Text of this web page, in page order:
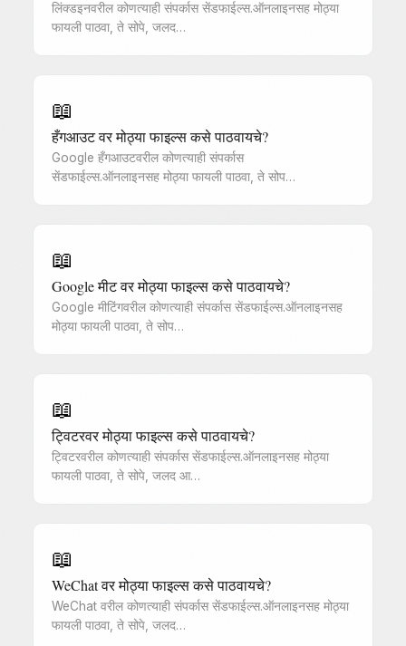
लिंक्डइनवरील कोणत्याही संपर्कास सेंडफाईल्स.ऑनलाइनसह मोठ्या
फायली पाठवा, ते सोपे, जलद…
📖
हँगआउट वर मोठ्या फाइल्स कसे पाठवायचे?
Google हँगआउटवरील कोणत्याही संपर्कास
सेंडफाईल्स.ऑनलाइनसह मोठ्या फायली पाठवा, ते सोप…
📖
Google मीट वर मोठ्या फाइल्स कसे पाठवायचे?
Google मीटिंगवरील कोणत्याही संपर्कास सेंडफाईल्स.ऑनलाइनसह
मोठ्या फायली पाठवा, ते सोप…
📖
ट्विटरवर मोठ्या फाइल्स कसे पाठवायचे?
ट्विटरवरील कोणत्याही संपर्कास सेंडफाईल्स.ऑनलाइनसह मोठ्या
फायली पाठवा, ते सोपे, जलद आ…
📖
WeChat वर मोठ्या फाइल्स कसे पाठवायचे?
WeChat वरील कोणत्याही संपर्कास सेंडफाईल्स.ऑनलाइनसह मोठ्या
फायली पाठवा, ते सोपे, जलद…